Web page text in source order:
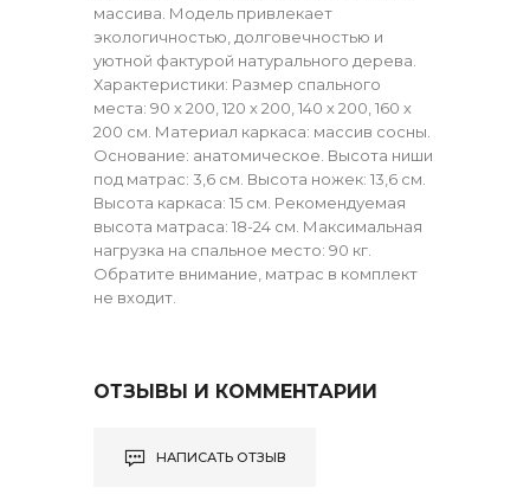
массива. Модель привлекает
экологичностью, долговечностью и
уютной фактурой натурального дерева.
Характеристики: Размер спального
места: 90 х 200, 120 х 200, 140 х 200, 160 х
200 см. Материал каркаса: массив сосны.
Основание: анатомическое. Высота ниши
под матрас: 3,6 см. Высота ножек: 13,6 см.
Высота каркаса: 15 см. Рекомендуемая
высота матраса: 18-24 см. Максимальная
нагрузка на спальное место: 90 кг.
Обратите внимание, матрас в комплект
не входит.
ОТЗЫВЫ И КОММЕНТАРИИ
НАПИСАТЬ ОТЗЫВ